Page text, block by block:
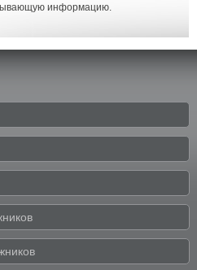
информацию.